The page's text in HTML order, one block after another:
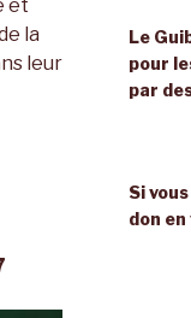
et
la
leur
Le
pour
par
Si
don